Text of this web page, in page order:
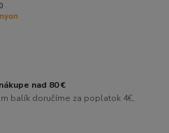
nad 80 €
balík doručíme za poplatok 4€,